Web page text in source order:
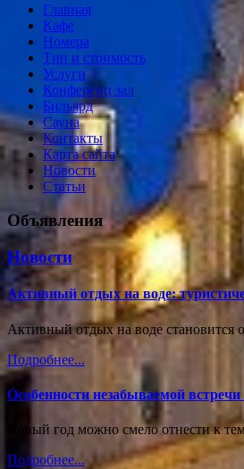
Главная
Кафе
Номера
Тип и стоимость
Услуги
Конференц зал
Бильярд
Сауна
Контакты
Карта сайта
Новости
Статьи
Объявления
Новости
Активный отдых на воде:
Активный отдых на воде становится
Подробнее...
Особенности незабываемой встречи
Новый год можно смело отнести к
Подробнее...